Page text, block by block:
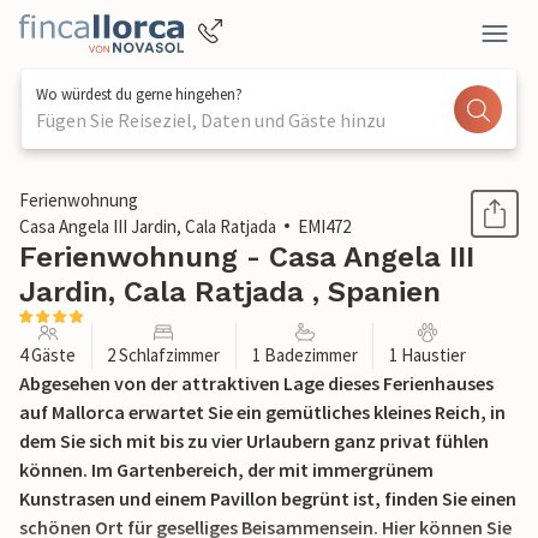
Wo würdest du gerne hingehen?
Fügen Sie Reiseziel, Daten und Gäste hinzu
1 / 37
Ferienwohnung
Casa Angela III Jardin, Cala Ratjada
EMI472
Ferienwohnung - Casa Angela III
Jardin, Cala Ratjada , Spanien
4 Gäste 2 Schlafzimmer 1 Badezimmer 1 Haustier
Abgesehen von der attraktiven Lage dieses Ferienhauses
auf Mallorca erwartet Sie ein gemütliches kleines Reich, in
dem Sie sich mit bis zu vier Urlaubern ganz privat fühlen
können. Im Gartenbereich, der mit immergrünem
Kunstrasen und einem Pavillon begrünt ist, finden Sie einen
schönen Ort für geselliges Beisammensein. Hier können Sie